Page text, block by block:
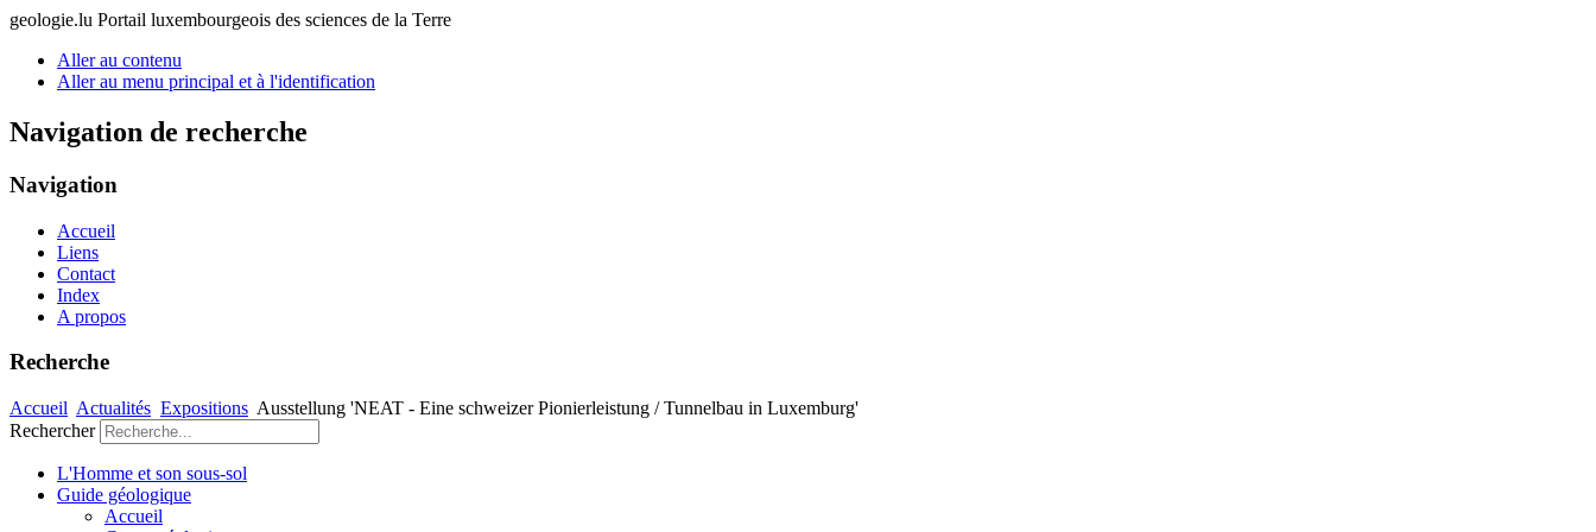
geologie.lu Portail luxembourgeois des sciences de la Terre
Aller au contenu
Aller au menu principal et à l'identification
Navigation de recherche
Navigation
Accueil
Liens
Contact
Index
A propos
Recherche
Accueil Actualités Expositions Ausstellung 'NEAT - Eine schweizer Pionierleistung / Tunnelbau in Luxemburg'
Rechercher
L'Homme et son sous-sol
Guide géologique
Accueil